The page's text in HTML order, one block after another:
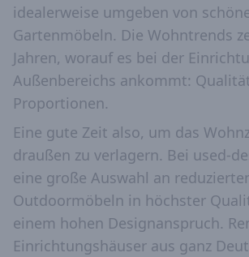
idealerweise umgeben von
Gartenmöbeln. Die Wohntrends
Jahren, worauf es bei der
Außenbereichs ankommt:
Proportionen.
Eine gute Zeit also, um das
draußen zu verlagern. Bei used-
eine große Auswahl an
Outdoormöbeln in höchster
einem hohen Designanspruch.
Einrichtungshäuser aus ganz